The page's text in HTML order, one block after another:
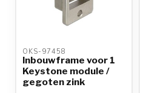
OKS-97458
Inbouwframe voor 1
Keystone module /
gegoten zink